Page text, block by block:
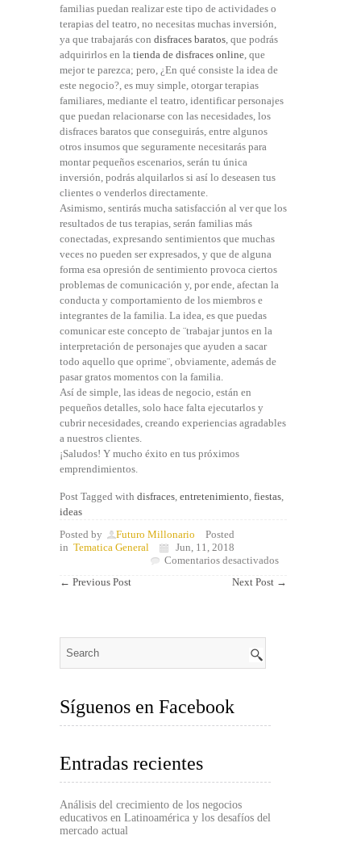
familias puedan realizar este tipo de actividades o
terapias del teatro, no necesitas muchas inversión,
ya que trabajarás con disfraces baratos , que podrás
adquirirlos en la tienda de disfraces online , que
mejor te parezca; pero, ¿En qué consiste la idea de
este negocio?, es muy simple, otorgar terapias
familiares, mediante el teatro, identificar personajes
que puedan relacionarse con las necesidades, los
disfraces baratos que conseguirás, entre algunos
otros insumos que seguramente necesitarás para
montar pequeños escenarios, serán tu única
inversión, podrás alquilarlos si así lo deseasen tus
clientes o venderlos directamente.
Asimismo, sentirás mucha satisfacción al ver que los
resultados de tus terapias, serán familias más
conectadas, expresando sentimientos que muchas
veces no pueden ser expresados, y que de alguna
forma esa opresión de sentimiento provoca ciertos
problemas de comunicación y, por ende, afectan la
conducta y comportamiento de los miembros e
integrantes de la familia. La idea, es que puedas
comunicar este concepto de ¨trabajar juntos en la
interpretación de personajes que ayuden a sacar
todo aquello que oprime¨, obviamente, además de
pasar gratos momentos con la familia.
Así de simple, las ideas de negocio, están en
pequeños detalles, solo hace falta ejecutarlos y
cubrir necesidades, creando experiencias agradables
a nuestros clientes.
¡Saludos! Y mucho éxito en tus próximos
emprendimientos.
Post Tagged with disfraces entretenimiento fiestas
ideas
Posted by
Futuro Millonario
Posted
in Tematica General
Jun, 11, 2018
Comentarios desactivadosen
De
← Previous Post Next Post →
Síguenos en Facebook
Entradas recientes
Análisis del crecimiento de los negocios
educativos en Latinoamérica y los desafíos del
mercado actual